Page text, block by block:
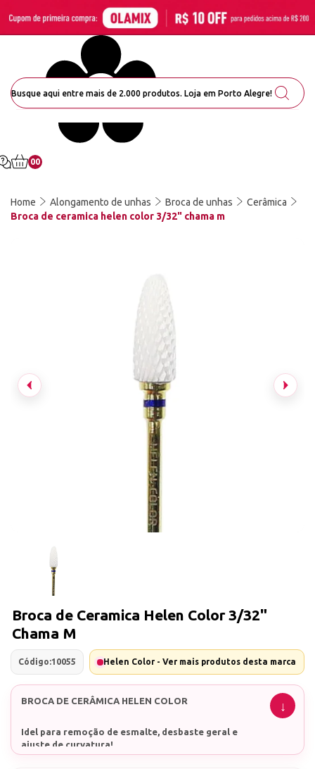
00
Home Alongamento de unhas Broca de unhas
Cerâmica
Broca de ceramica helen color 3/32" chama m
Broca de Ceramica Helen Color 3/32"
Chama M
Código:10055 Helen Color - Ver mais produtos desta marca
BROCA DE CERÂMICA HELEN COLOR
Idel para remoção de esmalte, desbaste geral e
ajuste de curvatura!